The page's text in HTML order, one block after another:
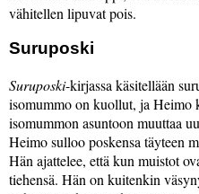
vähitellen lipuvat pois.
Suruposki
Suruposki-kirjassa käsitellään
isomummo on kuollut, ja Heimo
isomummon asuntoon muuttaa
Heimo sulloo poskensa täyteen
Hän ajattelee, että kun muistot
tiehensä. Hän on kuitenkin